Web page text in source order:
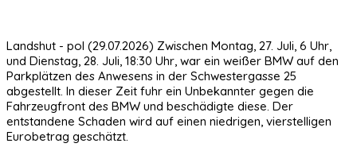
Landshut - pol (29.07.2026) Zwischen Montag, 27. Juli, 6 Uhr,
und Dienstag, 28. Juli, 18:30 Uhr, war ein weißer BMW auf den
Parkplätzen des Anwesens in der Schwestergasse 25
abgestellt. In dieser Zeit fuhr ein Unbekannter gegen die
Fahrzeugfront des BMW und beschädigte diese. Der
entstandene Schaden wird auf einen niedrigen, vierstelligen
Eurobetrag geschätzt.